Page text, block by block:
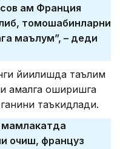
ҳам Франция
томошабинларни
маълум”, – деди
йиғилишда таълим
амалга оширишга
таъкидлади.
очиш, француз